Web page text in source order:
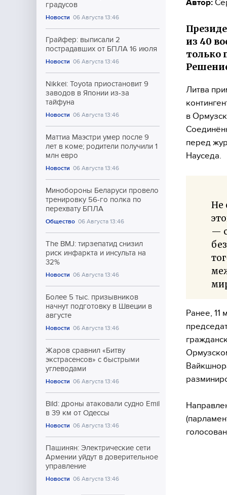
градусов
Новости 06 Августа 13:46
Грайфер: выписали 2
пострадавших от БПЛА 16 июля
Новости 06 Августа 13:46
Nikkei: Toyota приостановит 9
заводов в Японии из-за
тайфуна
Новости 06 Августа 13:46
Маттиа Маэстри умер после 9
лет в коме; родители получили 1
млн евро
Новости 06 Августа 13:46
Минобороны Беларуси провело
тренировку 56-го полка по
перехвату БПЛА
Общество 06 Августа 13:46
The BMJ: тирзепатид снизил
риск инфаркта и инсульта на
32%
Новости 06 Августа 13:46
Более 5 тыс. призывников
начнут подготовку в Швеции в
августе
Новости 06 Августа 13:46
Жаров сравнил «Битву
экстрасенсов» с быстрыми
углеводами
Новости 06 Августа 13:46
Bild: дроны атаковали судно Emil
в 39 км от Одессы
Новости 06 Августа 13:46
Пашинян: Электрические сети
Армении уйдут в доверительное
управление
Новости 06 Августа 13:46
Автор:
из 40
только
Литва
в
перед
Науседа.
Не
—
Ранее, 11